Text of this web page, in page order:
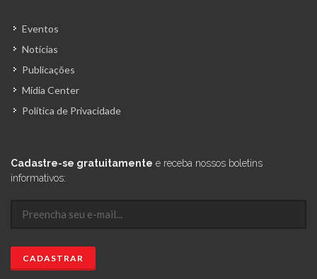
Eventos
Notícias
Publicações
Mídia Center
Política de Privacidade
Cadastre-se gratuitamente e receba nossos boletins
informativos: